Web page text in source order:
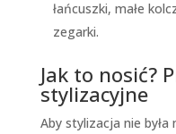
łańcuszki, małe
zegarki.
Jak to nosić?
stylizacyjne
Aby stylizacja nie